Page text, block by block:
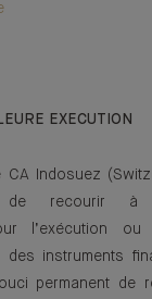
EXECUTION
CA Indosuez
de recourir à
l’exécution
des instruments
permanent de